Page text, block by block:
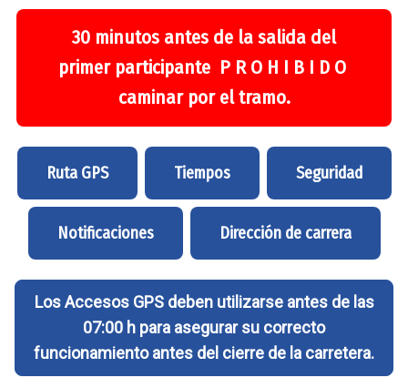
30 minutos antes de la salida del
primer participante P R O H I B I D O
caminar por el tramo.
Ruta GPS Tiempos Seguridad
Notificaciones Dirección de carrera
Los Accesos GPS deben utilizarse antes de las
07:00 h para asegurar su correcto
funcionamiento antes del cierre de la carretera.